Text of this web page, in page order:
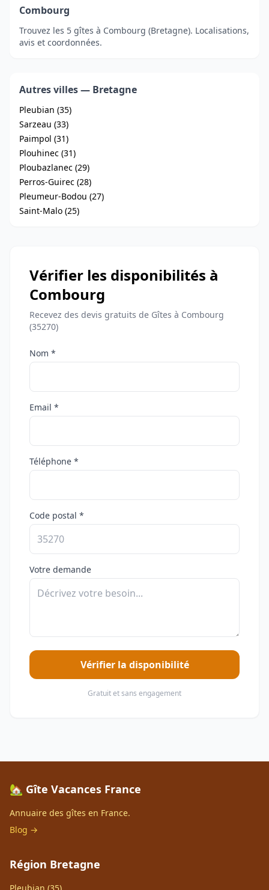
Combourg
Trouvez les 5 gîtes à Combourg (Bretagne). Localisations,
avis et coordonnées.
Autres villes — Bretagne
Pleubian (35)
Sarzeau (33)
Paimpol (31)
Plouhinec (31)
Ploubazlanec (29)
Perros-Guirec (28)
Pleumeur-Bodou (27)
Saint-Malo (25)
Vérifier les disponibilités à
Combourg
Recevez des devis gratuits de Gîtes à Combourg
(35270)
Nom *
Email *
Téléphone *
Code postal *
Votre demande
Vérifier la disponibilité
Gratuit et sans engagement
🏡 Gîte Vacances France
Annuaire des gîtes en France.
Blog →
Région Bretagne